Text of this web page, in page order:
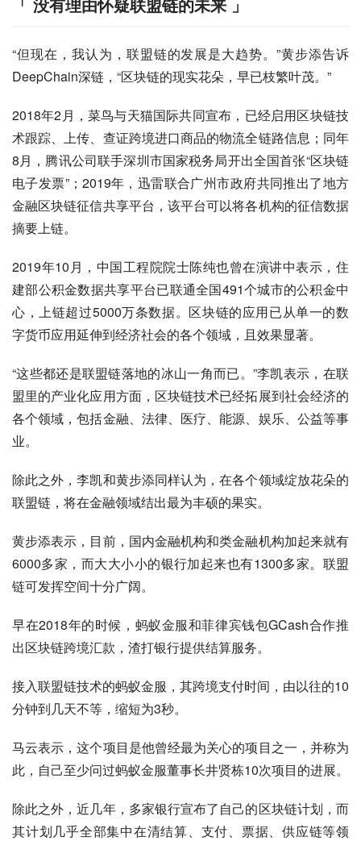
“但现在，我认为，联盟链的发展是大趋势。”黄步添告诉
DeepChain深链，“区块链的现实花朵，早已枝繁叶茂。”
2018年2月，菜鸟与天猫国际共同宣布，已经启用区块链技
术跟踪、上传、查证跨境进口商品的物流全链路信息；同年
8月，腾讯公司联手深圳市国家税务局开出全国首张“区块链
电子发票”；2019年，迅雷联合广州市政府共同推出了地方
金融区块链征信共享平台，该平台可以将各机构的征信数据
摘要上链。
2019年10月，中国工程院院士陈纯也曾在演讲中表示，住
建部公积金数据共享平台已联通全国491个城市的公积金中
心，上链超过5000万条数据。区块链的应用已从单一的数
字货币应用延伸到经济社会的各个领域，且效果显著。
“这些都还是联盟链落地的冰山一角而已。”李凯表示，在联
盟里的产业化应用方面，区块链技术已经拓展到社会经济的
各个领域，包括金融、法律、医疗、能源、娱乐、公益等事
业。
除此之外，李凯和黄步添同样认为，在各个领域绽放花朵的
联盟链，将在金融领域结出最为丰硕的果实。
黄步添表示，目前，国内金融机构和类金融机构加起来就有
6000多家，而大大小小的银行加起来也有1300多家。联盟
链可发挥空间十分广阔。
早在2018年的时候，蚂蚁金服和菲律宾钱包GCash合作推
出区块链跨境汇款，渣打银行提供结算服务。
接入联盟链技术的蚂蚁金服，其跨境支付时间，由以往的10
分钟到几天不等，缩短为3秒。
马云表示，这个项目是他曾经最为关心的项目之一，并称为
此，自己至少问过蚂蚁金服董事长井贤栋10次项目的进展。
除此之外，近几年，多家银行宣布了自己的区块链计划，而
其计划几乎全部集中在清结算、支付、票据、供应链等领